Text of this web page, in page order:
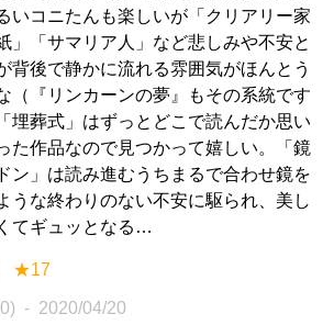
いコニたんも楽しいが「クリアリー家
」「サマリア人」など悲しみや不安と
背後で静かに流れる雰囲気がほんとう
（『リンカーンの夢』もその系統です
埋葬式」はずっとどこで読んだか思い
た作品なので見つかって嬉しい。「鏡
ン」は読み進むうちまるで合わせ鏡を
うな終わりのない不安に駆られ、美し
てギュッとなる…
★17
2020/04/20